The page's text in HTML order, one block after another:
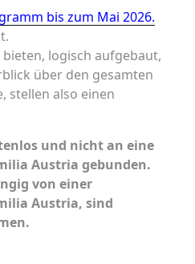
bis zum Mai 2026.
logisch aufgebaut,
über den gesamten
stellen also einen
und nicht an eine
Austria gebunden.
von einer
Austria, sind